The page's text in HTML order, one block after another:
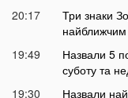
20:17
Три знаки
19:49
Назвали 5
суботу та
19:30
Назвали